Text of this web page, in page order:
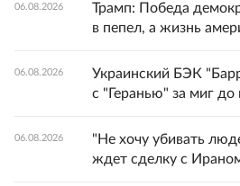
06.08.2026
Трамп: Победа
в пепел, а жизнь
06.08.2026
Украинский БЭК
с "Геранью" за миг до
06.08.2026
"Не хочу убивать
ждет сделку с